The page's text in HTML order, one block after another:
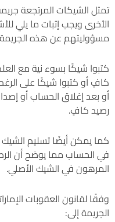
تمثل الشيكات المرتجعة
الأخرى ويجب إثبات ما يلي
مسؤوليتهم عن هذه
كتبوا شيكًا بسوء نية مع
كافٍ أو كتبوا شيكًا على
أو بعد إغلاق الحساب أو
رصيد كافٍ.
كما يمكن أيضًا تسليم
في الحساب مما يوضح أن
المرهون في الشيك الأصلي.
وفقًا لقانون العقوبات
الجريمة إلى: